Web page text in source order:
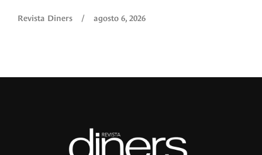
Revista Diners / agosto 6, 2026